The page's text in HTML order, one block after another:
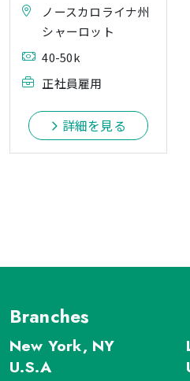
ノースカロライナ州
シャーロット
40-50k
正社員雇用
詳細を見る
Branches
New York, NY
U.S.A